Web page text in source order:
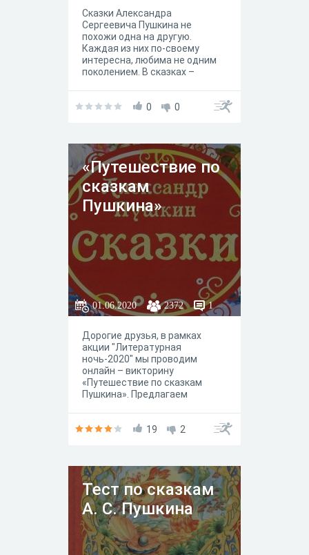
Сказки Александра
Сергеевича Пушкина не
похожи одна на другую.
Каждая из них по-своему
интересна, любима не одним
поколением. В сказках –
чудесные превращения. Если
стоит обязательно сделать –
они останутся с вами на всю
жизнь. А мы предлагаем вам
пройти небольшой тест на
знание сказок А.С. Пушкина.
0 0
«Путешествие по
сказкам
Пушкина»
01.06.2020 2372 1
Дорогие друзья, в рамках
акции "Литературная
ночь-2020" мы проводим
онлайн – викторину
«Путешествие по сказкам
Пушкина». Предлагаем
Александра Сергеевича.
19 2
Тест по сказкам
А. С. Пушкина